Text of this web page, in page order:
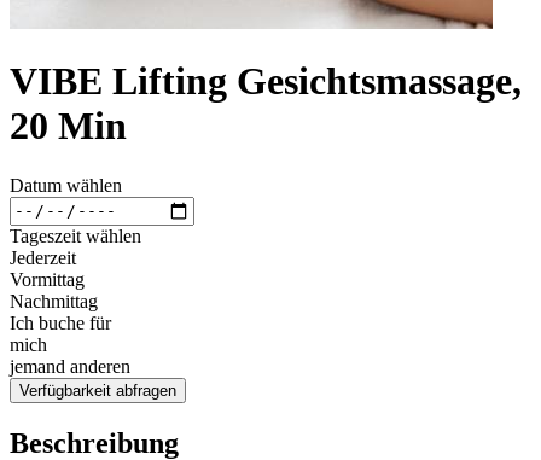
VIBE Lifting Gesichtsmassage,
20 Min
Datum wählen
Tageszeit wählen
Jederzeit
Vormittag
Nachmittag
Ich buche für
mich
jemand anderen
Verfügbarkeit abfragen
Beschreibung